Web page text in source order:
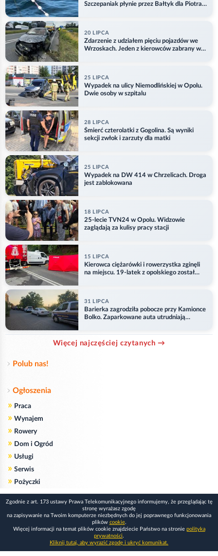
Szczepaniak płynie przez Bałtyk dla Piotra.
20 LIPCA
Zdarzenie z udziałem pięciu pojazdów we
Wrzoskach. Jeden z kierowców zabrany w
25 LIPCA
Wypadek na ulicy Niemodlińskiej w Opolu.
Dwie osoby w szpitalu
28 LIPCA
Śmierć czterolatki z Gogolina. Są wyniki
sekcji zwłok i zarzuty dla matki
25 LIPCA
Wypadek na DW 414 w Chrzelicach. Droga
jest zablokowana
18 LIPCA
25-lecie TVN24 w Opolu. Widzowie
zaglądają za kulisy pracy stacji
15 LIPCA
Kierowca ciężarówki i rowerzystka zginęli
na miejscu. 19-latek z opolskiego został
31 LIPCA
Barierka zagrodziła pobocze przy Kamionce
Bolko. Zaparkowane auta utrudniają
Więcej najczęściej czytanych →
Polub nas!
Ogłoszenia
» Praca
» Wynajem
» Rowery
» Dom i Ogród
» Usługi
» Serwis
» Pożyczki
Zgodnie z art. 173 ustawy Prawa Telekomunikacyjnego informujemy, że przeglądając tę
stronę wyrażasz zgodę
na zapisywanie na Twoim komputerze niezbędnych do jej poprawnego funkcjonowania
plików cookie.
Więcej informacji na temat plików cookie znajdziecie Państwo na stronie polityka
prywatności.
Kliknij tutaj, aby wyrazić zgodę i ukryć komunikat.